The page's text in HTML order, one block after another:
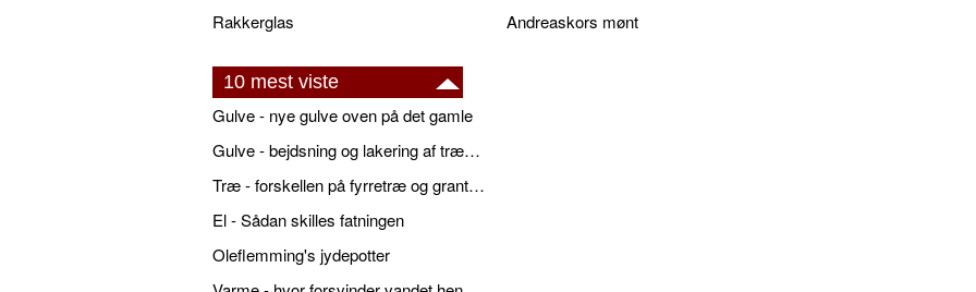
Rakkerglas
Andreaskors mønt
10 mest viste
Gulve - nye gulve oven på det gamle
Gulve - bejdsning og lakering af trægulve
Træ - forskellen på fyrretræ og grantræ
El - Sådan skilles fatningen
Oleflemming's jydepotter